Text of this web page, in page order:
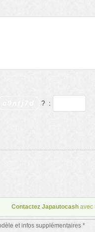
? :
Contactez Japautocash avec